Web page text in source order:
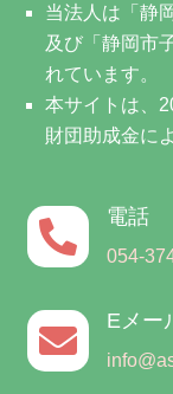
当法人は「静
及び「静岡市
れています。
本サイトは、
財団助成金に

電話
054-

Eメー